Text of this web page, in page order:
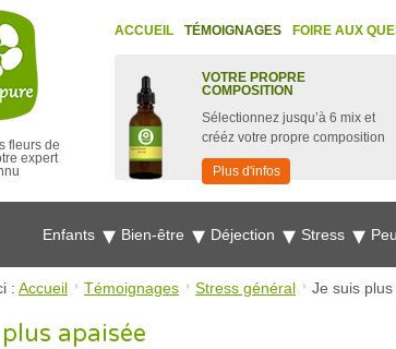
fleurs de
expert
ACCUEIL TÉMOIGNAGES FOIRE AUX
VOTRE PROPRE
COMPOSITION
Sélectionnez jusqu’à 6 mix et
crééz votre propre composition
Plus d'infos
Enfants Bien-être Déjection Stress
: Accueil Témoignages Stress général Je suis
apaisée